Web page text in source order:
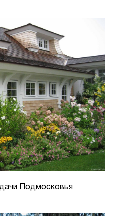
Подмосковья